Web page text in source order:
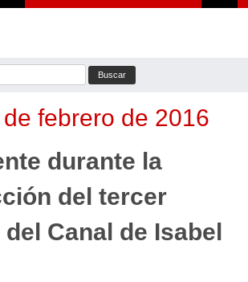
febrero de 2016
durante la
del tercer
Canal de Isabel